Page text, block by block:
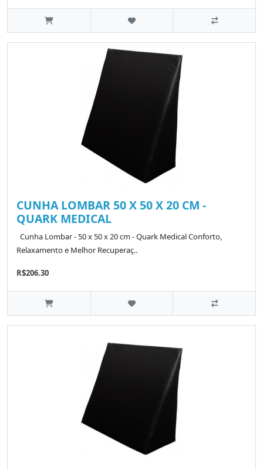
CUNHA LOMBAR 50 X 50 X 20 CM -
QUARK MEDICAL
Cunha Lombar - 50 x 50 x 20 cm - Quark Medical Conforto,
Relaxamento e Melhor Recuperaç..
R$206.30